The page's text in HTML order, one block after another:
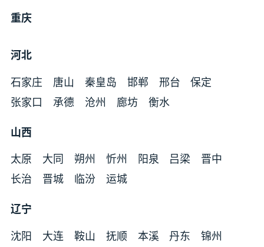
重庆
河北
石家庄
唐山 秦皇岛 邯郸 邢台
保定
张家口
承德 沧州 廊坊
衡水
山西
太原
大同 朔州 忻州 阳泉 吕梁
晋中
长治
晋城 临汾
运城
辽宁
沈阳
大连 鞍山 抚顺 本溪 丹东
锦州